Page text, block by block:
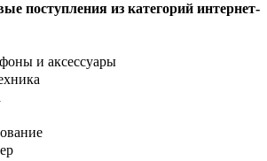
поступления из категорий интернет-
и аксессуары